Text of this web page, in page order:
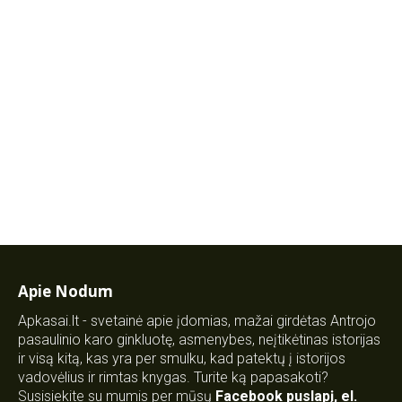
Apie Nodum
Apkasai.lt - svetainė apie įdomias, mažai girdėtas Antrojo
pasaulinio karo ginkluotę, asmenybes, neįtikėtinas istorijas
ir visą kitą, kas yra per smulku, kad patektų į istorijos
vadovėlius ir rimtas knygas. Turite ką papasakoti?
Susisiekite su mumis per mūsų Facebook puslapį, el.